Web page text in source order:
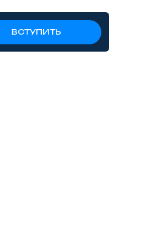
ВСТУПИТЬ